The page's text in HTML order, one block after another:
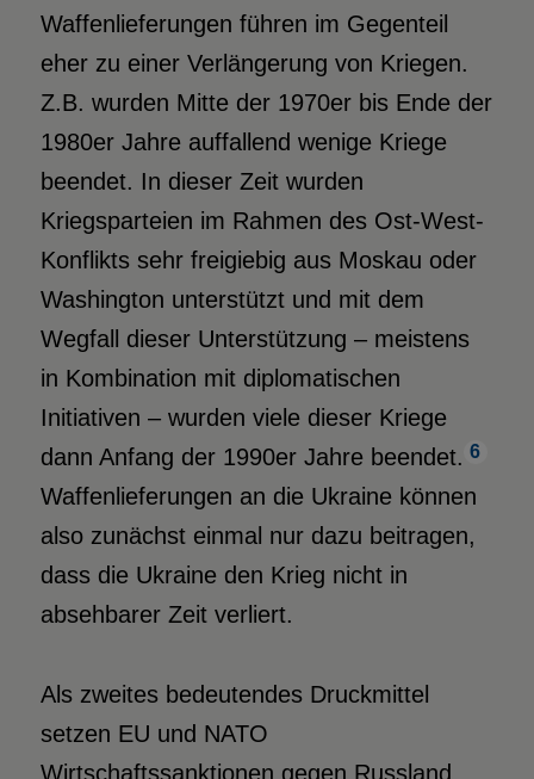
Waffenlieferungen führen im Gegenteil
eher zu einer Verlängerung von Kriegen.
Z.B. wurden Mitte der 1970er bis Ende der
1980er Jahre auffallend wenige Kriege
beendet. In dieser Zeit wurden
Kriegsparteien im Rahmen des Ost-West-
Konflikts sehr freigiebig aus Moskau oder
Washington unterstützt und mit dem
Wegfall dieser Unterstützung – meistens
in Kombination mit diplomatischen
Initiativen – wurden viele dieser Kriege
dann Anfang der 1990er Jahre beendet. 6
Waffenlieferungen an die Ukraine können
also zunächst einmal nur dazu beitragen,
dass die Ukraine den Krieg nicht in
absehbarer Zeit verliert.
Als zweites bedeutendes Druckmittel
setzen EU und NATO
Wirtschaftssanktionen gegen Russland